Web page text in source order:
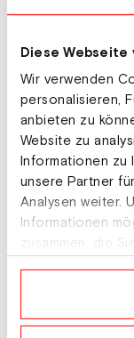
Diese
Wir verwenden
personalisieren,
anbieten zu
Website zu
Informationen zu
unsere Partner
Analysen weiter.
Informationen
zusammen, die
14
15